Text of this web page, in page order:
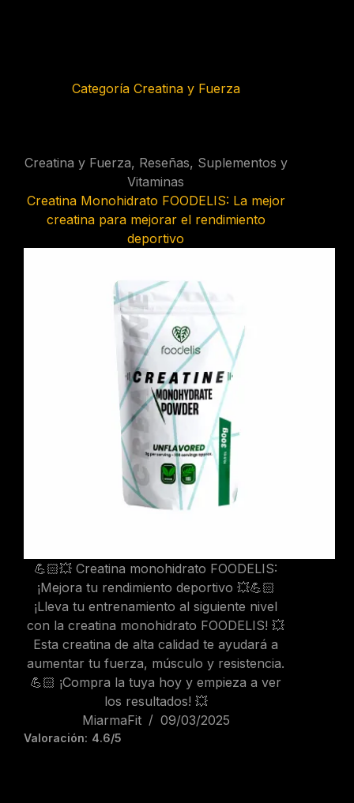
CategoríaCreatina y Fuerza
Creatina y Fuerza, Reseñas, Suplementos y
Vitaminas
Creatina Monohidrato FOODELIS: La mejor
creatina para mejorar el rendimiento
deportivo
💪🏻💥 Creatina monohidrato FOODELIS:
¡Mejora tu rendimiento deportivo 💥💪🏻
¡Lleva tu entrenamiento al siguiente nivel
con la creatina monohidrato FOODELIS! 💥
Esta creatina de alta calidad te ayudará a
aumentar tu fuerza, músculo y resistencia.
💪🏻 ¡Compra la tuya hoy y empieza a ver
los resultados! 💥
MiarmaFit
09/03/2025
Valoración: 4.6/5